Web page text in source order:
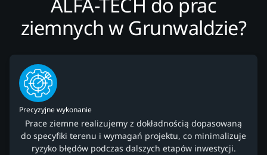
ziemnych w Grunwaldzie?
Precyzyjne wykonanie
Prace ziemne realizujemy z dokładnością dopasowaną
do specyfiki terenu i wymagań projektu, co minimalizuje
ryzyko błędów podczas dalszych etapów inwestycji.